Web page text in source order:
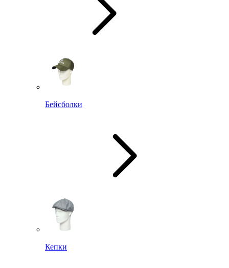
Бейсболки
Кепки